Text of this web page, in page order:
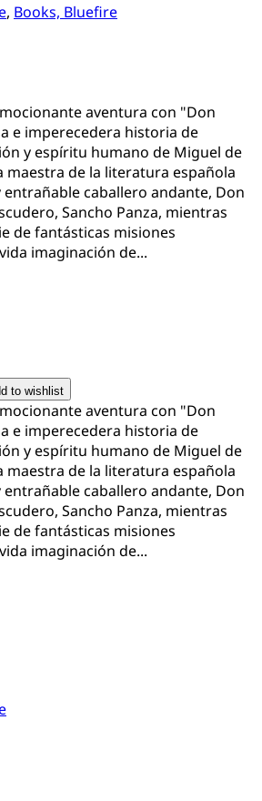
, Books, Bluefire
aventura con "Don
e imperecedera historia de
y espíritu humano de Miguel de
maestra de la literatura española
caballero andante, Don
Sancho Panza, mientras
de fantásticas misiones
imaginación de...
to wishlist
aventura con "Don
e imperecedera historia de
y espíritu humano de Miguel de
maestra de la literatura española
caballero andante, Don
Sancho Panza, mientras
de fantásticas misiones
imaginación de...